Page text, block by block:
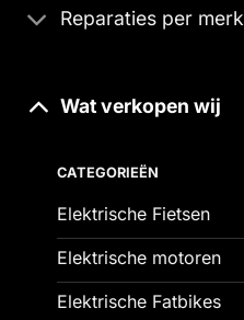
Reparaties per merk
Wat verkopen wij
CATEGORIEËN
Elektrische Fietsen
Elektrische motoren
Elektrische Fatbikes